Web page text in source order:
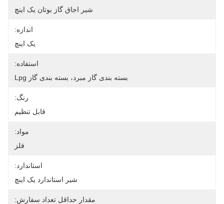
شیر اجاق گاز بوتان یک اینچ
اندازه:
یک اینچ
استفاده:
بسته بندی گاز مبرد، بسته بندی گاز Lpg
رنگ:
قابل تنظیم
مواد:
فلز
استاندارد:
شیر استاندارد یک اینچ
مقدار حداقل تعداد سفارش: